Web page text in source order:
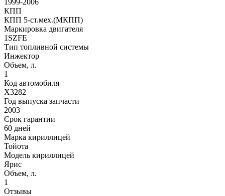
КПП
КПП 5-ст.мех.(МКПП)
Маркировка двигателя
1SZFE
Тип топливной системы
Инжектор
Объем, л.
1
Код автомобиля
X3282
Год выпуска запчасти
2003
Срок гарантии
60 дней
Марка кириллицей
Тойота
Модель кириллицей
Ярис
Объем, л.
1
Отзывы